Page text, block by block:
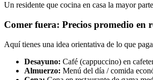
Un residente que cocina en casa la mayor
Comer fuera: Precios promedio en
Aquí tienes una idea orientativa de lo que
Desayuno: Café (cappuccino) en
Almuerzo: Menú del día / comida